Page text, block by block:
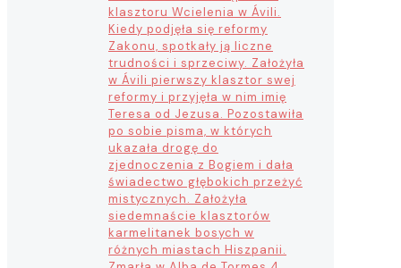
klasztoru Wcielenia w Ávili.
Kiedy podjęła się reformy
Zakonu, spotkały ją liczne
trudności i sprzeciwy. Założyła
w Ávili pierwszy klasztor swej
reformy i przyjęła w nim imię
Teresa od Jezusa. Pozostawiła
po sobie pisma, w których
ukazała drogę do
zjednoczenia z Bogiem i dała
świadectwo głębokich przeżyć
mistycznych. Założyła
siedemnaście klasztorów
karmelitanek bosych w
różnych miastach Hiszpanii.